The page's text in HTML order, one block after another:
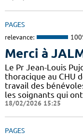
PAGES
relevance:
Merci à
Le Pr Jean-Louis
thoracique au CHU
travail des
les soignants qui
18/02/2026 15:25
PAGES